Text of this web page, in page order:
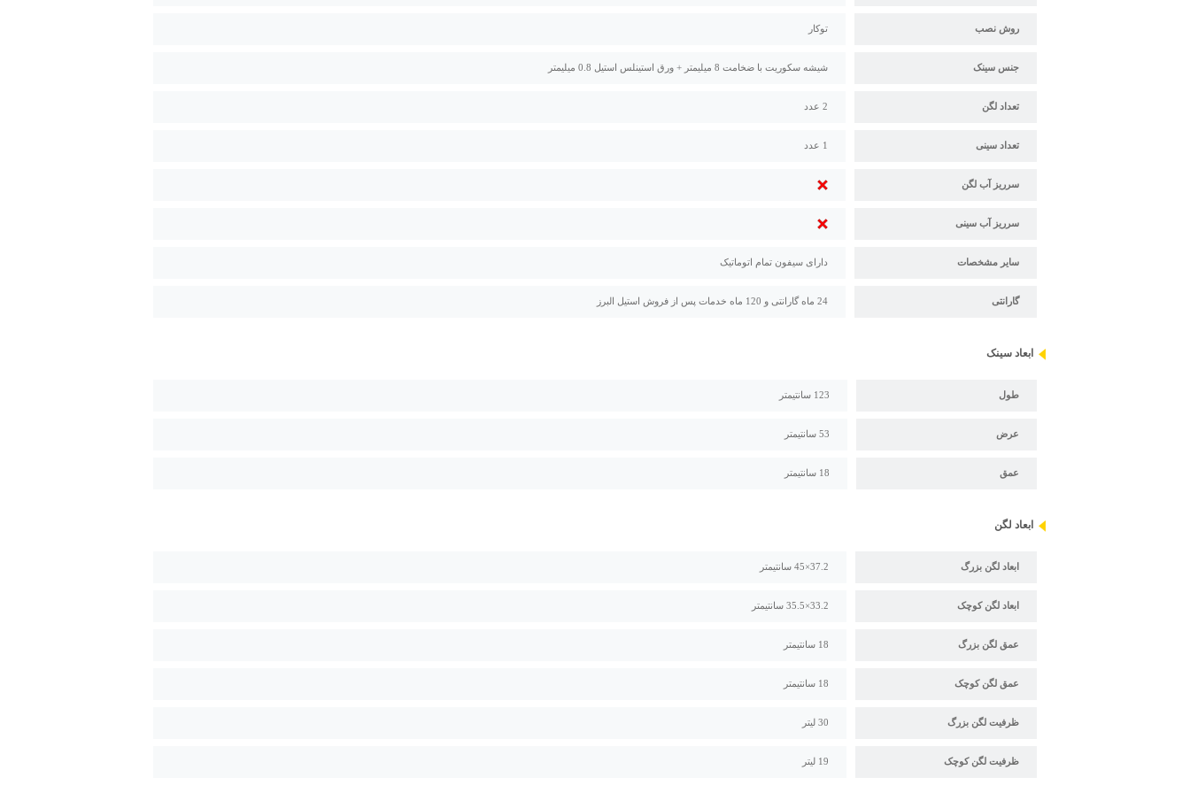
روش نصب توکار
جنس سینک شیشه سکوریت با ضخامت 8 میلیمتر + ورق استینلس استیل 0.8 میلیمتر
تعداد لگن 2 عدد
تعداد سینی 1 عدد
سرریز آب لگن
سرریز آب سینی
سایر مشخصات دارای سیفون تمام اتوماتیک
گارانتی 24 ماه گارانتی و 120 ماه خدمات پس از فروش استیل البرز
ابعاد سینک
طول 123 سانتیمتر
عرض 53 سانتیمتر
عمق 18 سانتیمتر
ابعاد لگن
ابعاد لگن بزرگ 37.2×45 سانتیمتر
ابعاد لگن کوچک 33.2×35.5 سانتیمتر
عمق لگن بزرگ 18 سانتیمتر
عمق لگن کوچک 18 سانتیمتر
ظرفیت لگن بزرگ 30 لیتر
ظرفیت لگن کوچک 19 لیتر